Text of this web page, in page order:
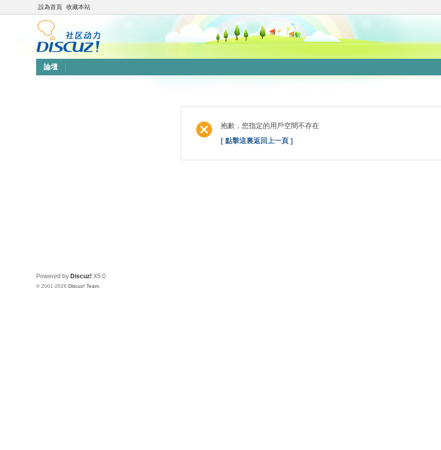
設為首頁 收藏本站
論壇
抱歉，您指定的用戶空間不存在
[ 點擊這裏返回上一頁 ]
Powered by Discuz! X5.0
© 2001-2026 Discuz! Team